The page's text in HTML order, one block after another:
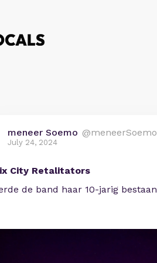
meneer Soemo @meneerSoemo
July 24, 2024
City Retalitators
de band haar 10-jarig